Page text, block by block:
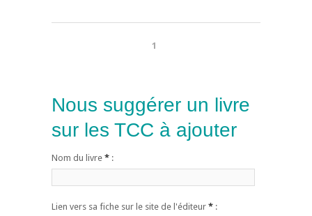
1
Nous suggérer un livre
sur les TCC à ajouter
Nom du livre * :
Lien vers sa fiche sur le site de l'éditeur * :